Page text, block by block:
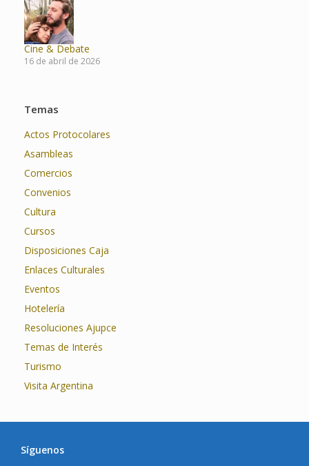
Cine & Debate
16 de abril de 2026
Temas
Actos Protocolares
Asambleas
Comercios
Convenios
Cultura
Cursos
Disposiciones Caja
Enlaces Culturales
Eventos
Hotelería
Resoluciones Ajupce
Temas de Interés
Turismo
Visita Argentina
Síguenos